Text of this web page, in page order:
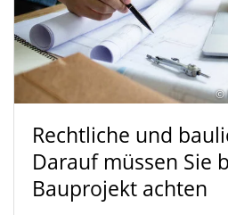
©
Rechtliche und
Darauf müssen Sie
Bauprojekt achten